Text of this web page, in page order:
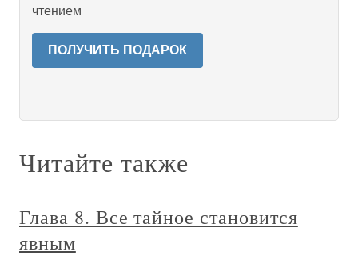
чтением
ПОЛУЧИТЬ ПОДАРОК
Читайте также
Глава 8. Все тайное становится
явным